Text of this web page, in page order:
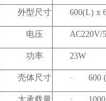
外型尺寸 600(L) x
电压 AC220V/
功率 23W
壳体尺寸 · 600
大承载量 ·